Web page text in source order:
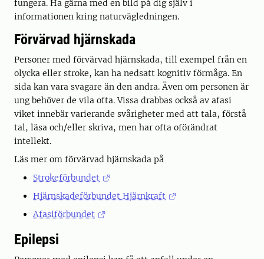
fungera. Ha gärna med en bild på dig själv i
informationen kring naturvägledningen.
Förvärvad hjärnskada
Personer med förvärvad hjärnskada, till exempel från en
olycka eller stroke, kan ha nedsatt kognitiv förmåga. En
sida kan vara svagare än den andra. Även om personen är
ung behöver de vila ofta. Vissa drabbas också av afasi
viket innebär varierande svårigheter med att tala, förstå
tal, läsa och/eller skriva, men har ofta oförändrat
intellekt.
Läs mer om förvärvad hjärnskada på
Strokeförbundet
Hjärnskadeförbundet Hjärnkraft
Afasiförbundet
Epilepsi